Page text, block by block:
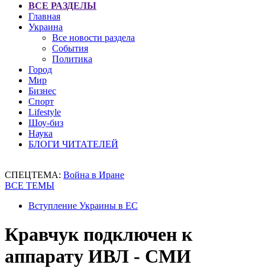
ВСЕ РАЗДЕЛЫ
Главная
Украина
Все новости раздела
События
Политика
Город
Мир
Бизнес
Спорт
Lifestyle
Шоу-биз
Наука
БЛОГИ ЧИТАТЕЛЕЙ
СПЕЦТЕМА: Война в Иране
ВСЕ ТЕМЫ
Вступление Украины в ЕС
Кравчук подключен к
аппарату ИВЛ - СМИ